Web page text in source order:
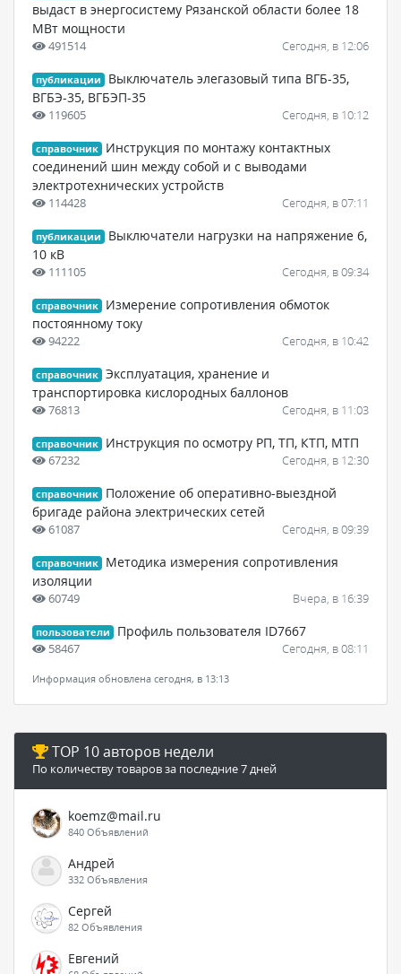
выдаст в энергосистему Рязанской области более 18
МВт мощности
491514 Сегодня, в 12:06
публикации
Выключатель элегазовый типа ВГБ-35,
ВГБЭ-35, ВГБЭП-35
119605 Сегодня, в 10:12
справочник
Инструкция по монтажу контактных
соединений шин между собой и с выводами
электротехнических устройств
114428 Сегодня, в 07:11
публикации
Выключатели нагрузки на напряжение 6,
10 кВ
111105 Сегодня, в 09:34
справочник
Измерение сопротивления обмоток
постоянному току
94222 Сегодня, в 10:42
справочник Эксплуатация, хранение и
транспортировка кислородных баллонов
76813 Сегодня, в 11:03
справочник Инструкция по осмотру РП, ТП, КТП, МТП
67232 Сегодня, в 12:30
справочник
Положение об оперативно-выездной
бригаде района электрических сетей
61087 Сегодня, в 09:39
справочник
Методика измерения сопротивления
изоляции
60749 Вчера, в 16:39
пользователи Профиль пользователя ID7667
58467 Сегодня, в 08:11
Информация обновлена сегодня, в 13:13
TOP 10 авторов недели
По количеству товаров за последние 7 дней
koemz@mail.ru
840 Объявлений
Андрей
332 Объявления
Сергей
82 Объявления
Евгений